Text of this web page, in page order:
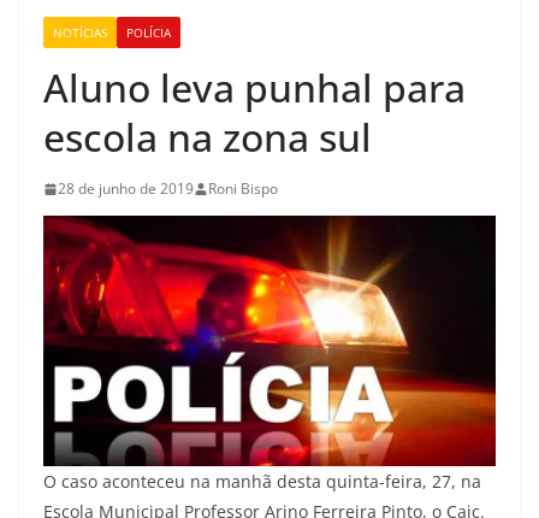
NOTÍCIAS POLÍCIA
Aluno leva punhal para
escola na zona sul
28 de junho de 2019 Roni Bispo
O caso aconteceu na manhã desta quinta-feira, 27, na
Escola Municipal Professor Arino Ferreira Pinto, o Caic.